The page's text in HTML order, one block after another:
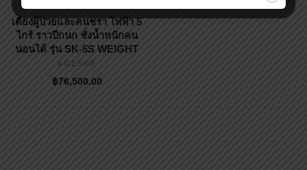
เตียงผู้ป่วยและคนชรา ไฟฟ้า 5
ไกร์ ราวปีกนก ชั่งน้ำหนักคน
นอนได้ รุ่น SK-5S WEIGHT
AGESUP
฿76,500.00